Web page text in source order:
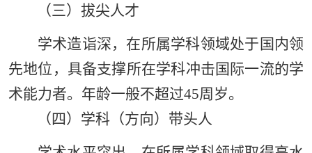
（三）拔尖人才
学术造诣深，在所属学科领域处于国内领
先地位，具备支撑所在学科冲击国际一流的学
术能力者。年龄一般不超过45周岁。
（四）学科（方向）带头人